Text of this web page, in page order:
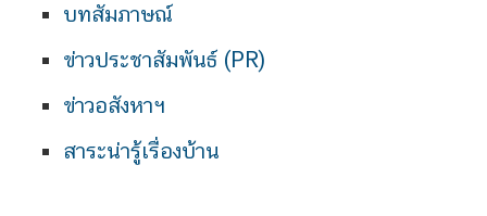
บทสัมภาษณ์
ข่าวประชาสัมพันธ์ (PR)
ข่าวอสังหาฯ
สาระน่ารู้เรื่องบ้าน